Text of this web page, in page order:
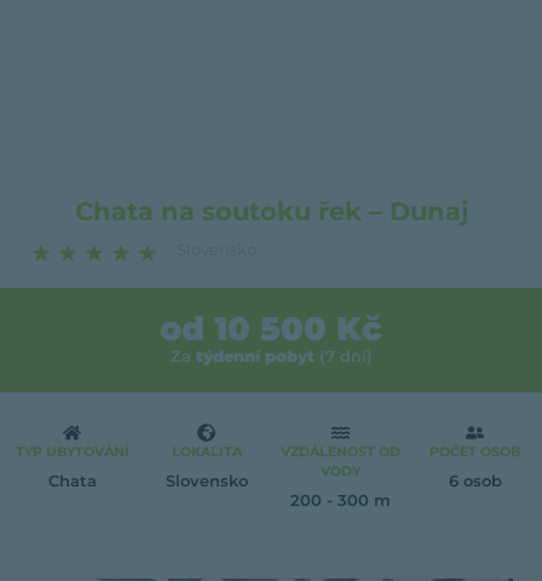
Chata na soutoku řek – Dunaj
★ ★ ★ ★ ★
od 10 500 Kč
Za týdenní pobyt (7 dní)
TYP UBYTOVÁNÍ
Chata
LOKALITA
Slovensko
VZDÁLENOST OD
VODY
200 - 300 m
POČET OSOB
6 osob